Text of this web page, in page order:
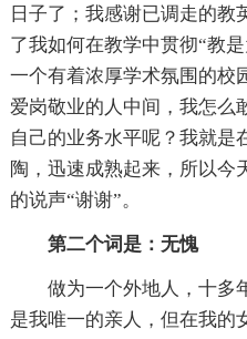
日子了；我感谢已调走的教
了我如何在教学中贯彻“教
一个有着浓厚学术氛围的校
爱岗敬业的人中间，我怎么
自己的业务水平呢？我就是
陶，迅速成熟起来，所以今
的说声“谢谢”。
第二个词是：无愧
做为一个外地人，十多
是我唯一的亲人，但在我的